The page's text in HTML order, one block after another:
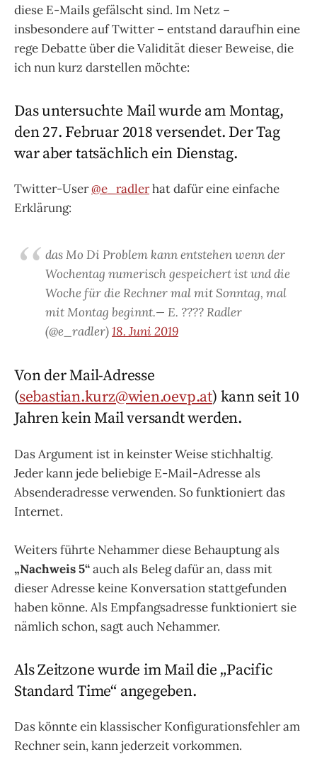
diese E-Mails gefälscht sind. Im Netz –
insbesondere auf Twitter – entstand daraufhin eine
rege Debatte über die Validität dieser Beweise, die
ich nun kurz darstellen möchte:
Das untersuchte Mail wurde am Montag,
den 27. Februar 2018 versendet. Der Tag
war aber tatsächlich ein Dienstag.
Twitter-User@e_radlerhat dafür eine einfache
Erklärung:
das Mo Di Problem kann entstehen wenn der
Wochentag numerisch gespeichert ist und die
Woche für die Rechner mal mit Sonntag, mal
mit Montag beginnt.— E. ???? Radler
(@e_radler)18. Juni 2019
Von der Mail-Adresse
(sebastian.kurz@wien.oevp.at) kann seit 10
Jahren kein Mail versandt werden.
Das Argument ist in keinster Weise stichhaltig.
Jeder kann jede beliebige E-Mail-Adresse als
Absenderadresse verwenden. So funktioniert das
Internet.
Weiters führte Nehammer diese Behauptung als
„Nachweis 5“auch als Beleg dafür an, dass mit
dieser Adresse keine Konversation stattgefunden
haben könne. Als Empfangsadresse funktioniert sie
nämlich schon, sagt auch Nehammer.
Als Zeitzone wurde im Mail die „Pacific
Standard Time“ angegeben.
Das könnte ein klassischer Konfigurationsfehler am
Rechner sein, kann jederzeit vorkommen.